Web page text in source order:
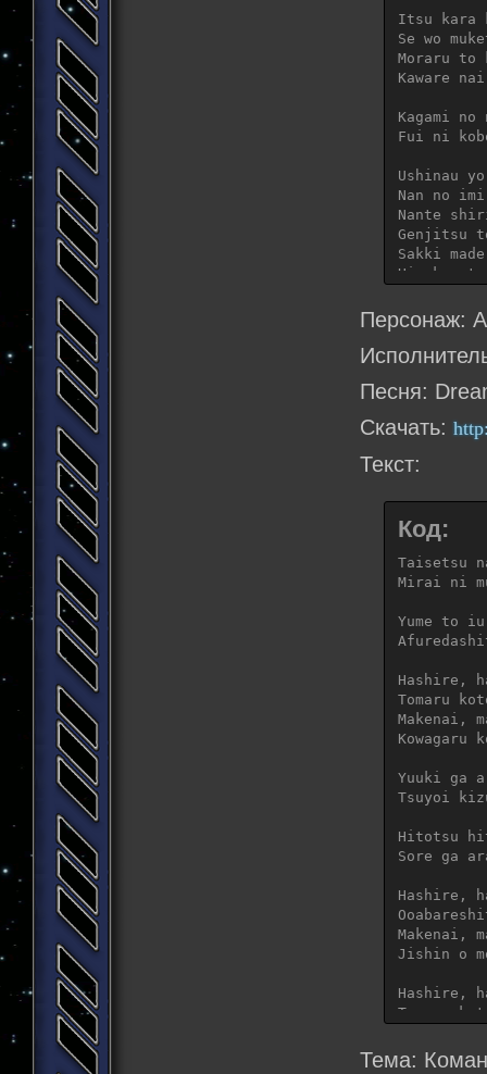
Itsu kara
Se wo
Moraru
Kaware
Kagami
Fui ni
Ushinau
Nan no
Nante
Genjitsu
Sakki
Keep
Make
Massugu
Kyou wo
Butsukete
Omoi
“ashita
Konkyo no
Keep
Make
Marude
Hajime
(there is
Itsudatte
Oku ni
Mou
Ushinau
Nan no
Kakushi
Kuyashii
Genjitsu
Everyday
Everyday
Персонаж:
Песня:
Скачать:
Текст:
Код:
Taisetsu
Mirai ni
Yume to
Hashire,
Tomaru
Makenai,
Yuuki ga
Tsuyoi
Hitotsu
Sore ga
Hashire,
Makenai,
Jishin o
Hashire,
Tomaru
Kowagaru
Тема: